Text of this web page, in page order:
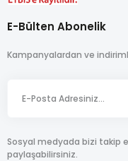
E-Bülten Abonelik
Kampanyalardan ve
Sosyal medyada bizi takip
paylaşabilirsiniz.